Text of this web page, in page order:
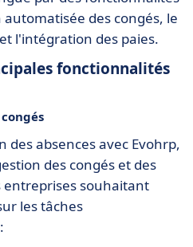
des congés, le
l'intégration des paies.
fonctionnalités
des absences avec Evohrp,
des congés et des
entreprises souhaitant
les tâches